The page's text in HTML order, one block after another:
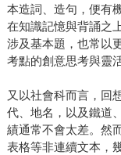
本造詞、造句，便有
在知識記憶與背誦之
涉及基本題，也常以
考點的創意思考與靈
又以社會科而言，回
代、地名，以及鐵道
績通常不會太差。然
表格等非連續文本，